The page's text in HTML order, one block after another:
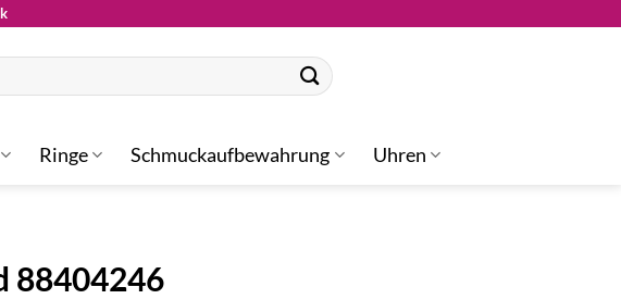
Ringe Schmuckaufbewahrung Uhren
88404246